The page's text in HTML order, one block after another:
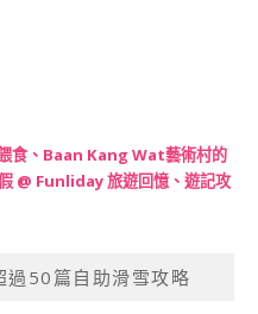
食、Baan Kang Wat藝術村的
@ Funliday 旅遊回憶、遊記攻
過50篇自助滑雪攻略